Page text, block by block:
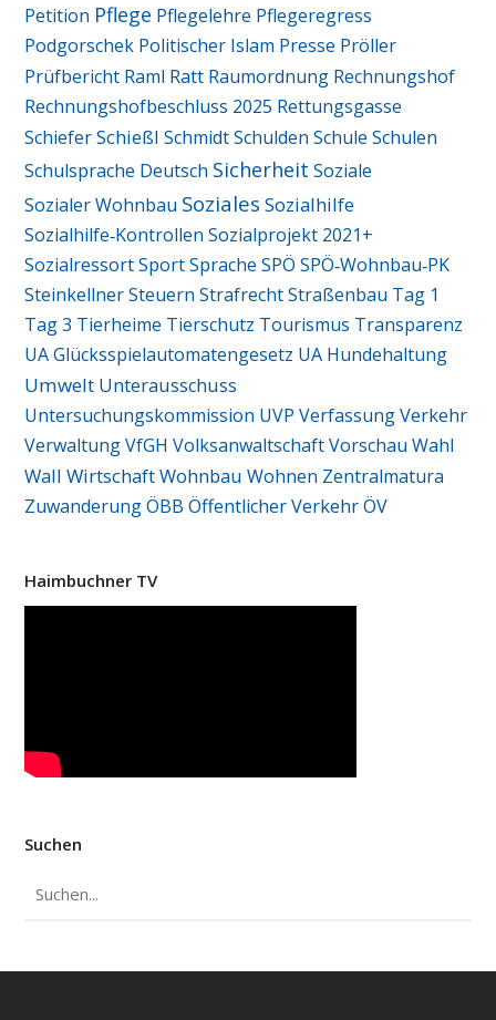
Petition Pflege Pflegelehre Pflegeregress
Podgorschek Politischer Islam Presse Pröller
Prüfbericht Raml Ratt Raumordnung Rechnungshof
Rechnungshofbeschluss 2025 Rettungsgasse
Schiefer Schießl Schmidt Schulden Schule Schulen
Schulsprache Deutsch Sicherheit Soziale
Sozialer Wohnbau Soziales Sozialhilfe
Sozialhilfe‑Kontrollen Sozialprojekt 2021+
Sozialressort Sport Sprache SPÖ SPÖ‑Wohnbau‑PK
Steinkellner Steuern Strafrecht Straßenbau Tag 1
Tag 3 Tierheime Tierschutz Tourismus Transparenz
UA Glücksspielautomatengesetz UA Hundehaltung
Umwelt Unterausschuss
Untersuchungskommission UVP Verfassung Verkehr
Verwaltung VfGH Volksanwaltschaft Vorschau Wahl
Wall WirtschaftWohnbau Wohnen Zentralmatura
Zuwanderung ÖBB Öffentlicher Verkehr ÖV
Haimbuchner TV
Suchen